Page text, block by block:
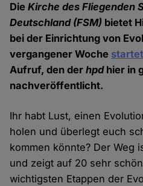
DieKirche des Fliegenden
Deutschland (FSM) bietet
bei der Einrichtung von
vergangener Woche
Aufruf, den derhpdhier in
nachveröffentlicht.
Ihr habt Lust, einen
holen und überlegt euch
kommen könnte? Der Weg
und zeigt auf 20 sehr
wichtigsten Etappen der